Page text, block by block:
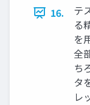
16.
テ
る
を
全
ち
タ
レ